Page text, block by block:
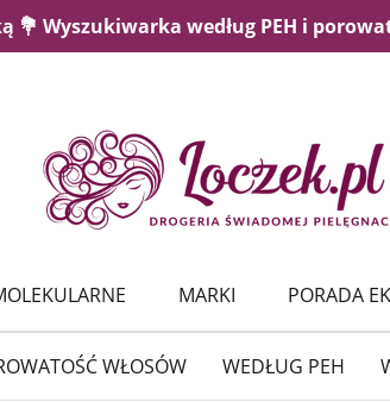
💐 Wyszukiwarka według PEH i
MARKI PORADA
WŁOSÓW WEDŁUG PEH